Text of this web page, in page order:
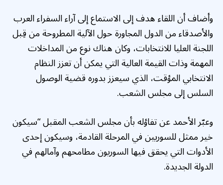
وأضاف أن اللقاء هدف إلى الاستماع إلى آراء السفراء العرب
والأصدقاء من الدول المجاورة حول الآلية المطروحة من قِبل
اللجنة العليا للانتخابات، وكان هناك نوع من المداخلات
المهمة وذات القيمة العالية التي يمكن أن تعزز النظام
الانتخابي المؤقت، الذي سيعزز بدوره قضية الوصول
السلس إلى مجلس الشعب.
وعبّر الأحمد عن تفاؤله بأن مجلس الشعب المقبل “سيكون
خير ممثل للسوريين في المرحلة القادمة، وسيكون إحدى
الأدوات التي يحقق فيها السوريون مطامحهم وآمالهم في
الدولة الجديدة.